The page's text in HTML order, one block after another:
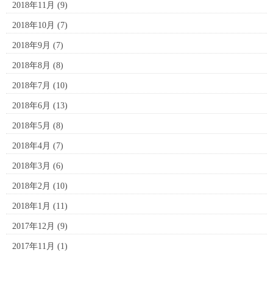
2018年11月 (9)
2018年10月 (7)
2018年9月 (7)
2018年8月 (8)
2018年7月 (10)
2018年6月 (13)
2018年5月 (8)
2018年4月 (7)
2018年3月 (6)
2018年2月 (10)
2018年1月 (11)
2017年12月 (9)
2017年11月 (1)